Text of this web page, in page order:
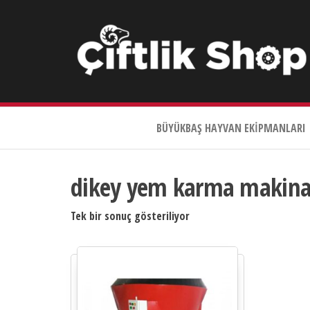
Shop
3989
BÜYÜKBAŞ HAYVAN EKIPMANLARI
dikey yem karma
Tek bir sonuç gösteriliyor